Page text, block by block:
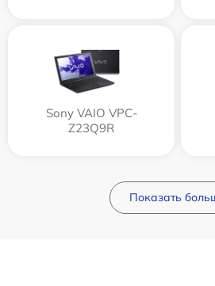
Sony VAIO VPC-
Z23Q9R
Показать